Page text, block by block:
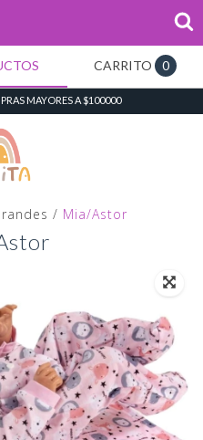
CARRITO 0
MAYORES A $100000
/ Mia/Astor